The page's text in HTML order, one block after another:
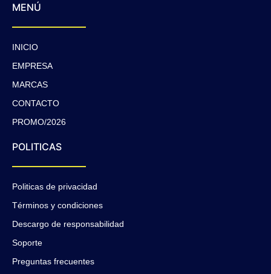
MENÚ
INICIO
EMPRESA
MARCAS
CONTACTO
PROMO/2026
POLITICAS
Politicas de privacidad
Términos y condiciones
Descargo de responsabilidad
Soporte
Preguntas frecuentes